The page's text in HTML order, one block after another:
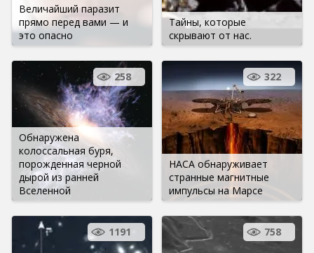
Величайший паразит
прямо перед вами — и
это опасно
Тайны, которые
скрывают от нас.
Обнаружена
колоссальная буря,
порожденная черной
дырой из ранней
Вселенной
258
НАСА обнаруживает
странные магнитные
импульсы на Марсе
322
1191 758